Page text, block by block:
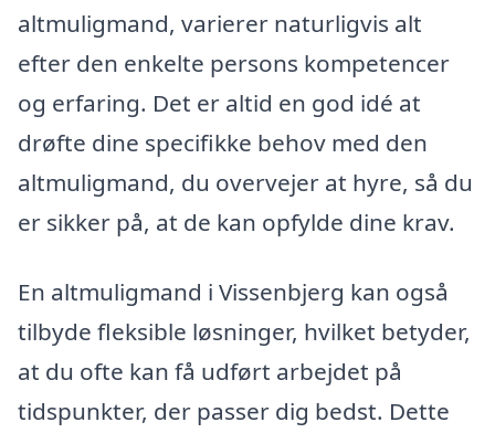
altmuligmand, varierer naturligvis alt
efter den enkelte persons kompetencer
og erfaring. Det er altid en god idé at
drøfte dine specifikke behov med den
altmuligmand, du overvejer at hyre, så du
er sikker på, at de kan opfylde dine krav.
En altmuligmand i Vissenbjerg kan også
tilbyde fleksible løsninger, hvilket betyder,
at du ofte kan få udført arbejdet på
tidspunkter, der passer dig bedst. Dette